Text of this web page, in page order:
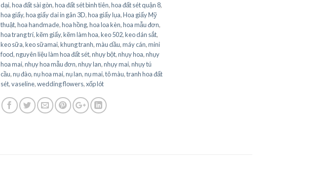
dại,hoa đất sài gòn,hoa đất sét bình tiên,hoa đất sét quận 8,
hoa giấy,hoa giấy dai in gân 3D,hoa giấy lụa,Hoa giấy Mỹ
thuật,hoa handmade,hoa hồng,hoa loa kèn,hoa mẫu đơn,
hoa trang trí,kẽm giấy,kẽm làm hoa,keo 502,keo dán sắt,
keo sữa,keo sữamai,khung tranh,màu dầu,máy cán,mini
food,nguyên liệu làm hoa đất sét,nhụy bột,nhụy hoa,nhụy
hoa mai,nhụy hoa mẫu đơn,nhụy lan,nhụy mai,nhụy tú
cầu,nụ đào,nụ hoa mai,nụ lan,nụ mai,tô màu,tranh hoa đất
sét,vaseline,wedding flowers,xốp lót